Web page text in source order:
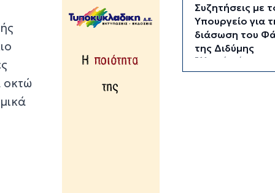
οκτώ
Συζητήσεις με
Υπουργείο για
διάσωση του
της Διδύμης
31 λεπτά πρίν